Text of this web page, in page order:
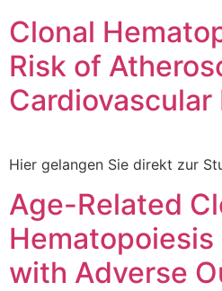
Clonal
Risk of
Cardiovascular
Hier gelangen Sie direkt zur
Age-Related
with Adverse